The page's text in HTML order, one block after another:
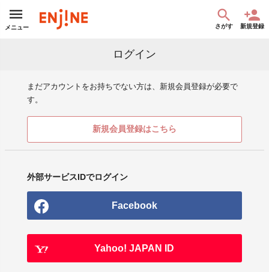
メニュー さがす 新規登録
ログイン
まだアカウントをお持ちでない方は、新規会員登録が必要で
す。
新規会員登録はこちら
外部サービスIDでログイン
Facebook
Yahoo! JAPAN ID